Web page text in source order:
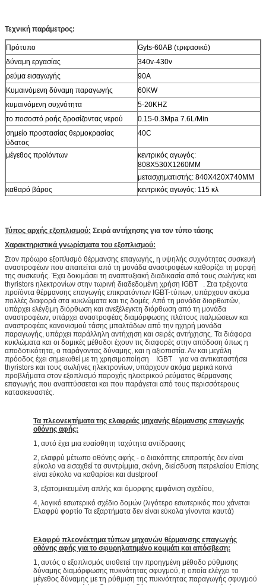
Τεχνική παράμετρος:
Πρότυπο
Gyts-60AB (τριφασικό)
δύναμη εργασίας
340v-430v
ρεύμα εισαγωγής
90A
Κυμαινόμενη δύναμη παραγωγής
60KW
κυμαινόμενη συχνότητα
5-20KHZ
το ποσοστό ροής δροσίζοντας νερού
0.15-0.3Mpa 7.6L/Min
σημείο προστασίας θερμοκρασίας
ύδατος
40C
μέγεθος προϊόντων
κεντρικός αγωγός:
808X530X1260MM
μετασχηματιστής: 840X420X740MM
καθαρό βάρος
κεντρικός αγωγός: 115 κλ
Τύπος αρχής εξοπλισμού: Σειρά αντήχησης για τον τύπο τάσης
Χαρακτηριστικά γνωρίσματα του εξοπλισμού:
Στον πρόωρο εξοπλισμό θέρμανσης επαγωγής, η υψηλής συχνότητας συσκευή
αναστροφέων που απαιτείται από τη μονάδα αναστροφέων καθορίζει τη μορφή
της συσκευής. Έχει δοκιμάσει τη αναπτυξιακή διαδικασία από τους σωλήνες και
thyristors ηλεκτρονίων στην τωρινή διαδεδομένη χρήση IGBT . Στα τρέχοντα
προϊόντα θέρμανσης επαγωγής επικρατόντων IGBT-τύπων, υπάρχουν ακόμα
πολλές διαφορά στα κυκλώματα και τις δομές. Από τη μονάδα διορθωτών,
υπάρχει ελέγξιμη διόρθωση και ανεξέλεγκτη διόρθωση από τη μονάδα
αναστροφέων, υπάρχει αναστροφέας διαμόρφωσης πλάτους παλμώσεων και
αναστροφέας κανονισμού τάσης μπαλτάδων από την ηχηρή μονάδα
παραγωγής, υπάρχει παράλληλη αντήχηση και σειρές αντήχησης. Τα διάφορα
κυκλώματα και οι δομικές μέθοδοι έχουν τις διαφορές στην απόδοση όπως η
αποδοτικότητα, ο παράγοντας δύναμης, και η αξιοπιστία. Αν και μεγάλη
πρόοδος έχει σημειωθεί με τη χρησιμοποίηση IGBT για να αντικαταστήσει
thyristors και τους σωλήνες ηλεκτρονίων, υπάρχουν ακόμα μερικά κοινά
προβλήματα στον εξοπλισμό παροχής ηλεκτρικού ρεύματος θέρμανσης
επαγωγής που αναπτύσσεται και που παράγεται από τους περισσότερους
κατασκευαστές.
Τα πλεονεκτήματα της ελαφριάς μηχανής θέρμανσης επαγωγής
οθόνης αφής:
1, αυτό έχει μια ευαίσθητη ταχύτητα αντίδρασης
2, ελαφρύ μέτωπο οθόνης αφής - ο διακόπτης επιτροπής δεν είναι
εύκολο να εισαχθεί τα συντρίμμια, σκόνη, διείσδυση πετρελαίου Επίσης
είναι εύκολο να καθαρίσει και dustproof
3, εξατομικευμένη απλής και όμορφης εμφάνιση σχεδίου,
4, λογικό εσωτερικό σχέδιο δομών (λιγότερο εσωτερικός που χάνεται
Ελαφρύ φορτίο Τα εξαρτήματα δεν είναι εύκολα γίνονται καυτά)
Ελαφρύ πλεονέκτημα τύπων μηχανών θέρμανσης επαγωγής
οθόνης αφής για το σφυρηλατημένο κομμάτι και απόσβεση:
1, αυτός ο εξοπλισμός υιοθετεί την προηγμένη μέθοδο ρύθμισης
δύναμης διαμόρφωσης πυκνότητας σφυγμού, η οποία ελέγχει το
μέγεθος δύναμης με τη ρύθμιση της πυκνότητας παραγωγής σφυγμού